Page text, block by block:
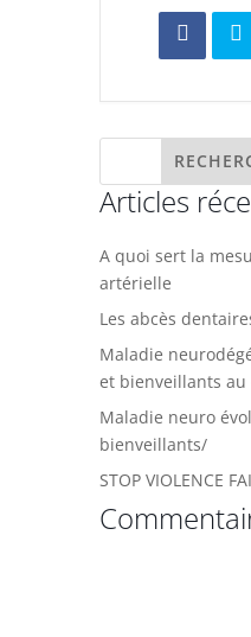
Articles
A quoi sert la
artérielle
Les abcès
Maladie
et bienveillants
Maladie neuro
bienveillants/
STOP VIOLENCE